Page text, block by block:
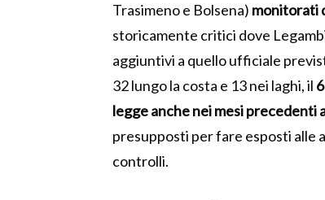
Trasimeno e Bolsena) monitorati
storicamente critici dove
aggiuntivi a quello ufficiale
32 lungo la costa e 13 nei laghi, il
legge anche nei mesi precedenti
presupposti per fare esposti alle
controlli.